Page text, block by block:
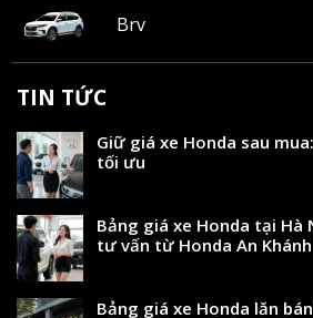
Brv
TIN TỨC
Giữ giá xe Honda sau
tối ưu
Bảng giá xe Honda tại
tư vấn từ Honda An Khánh
Bảng giá xe Honda lăn